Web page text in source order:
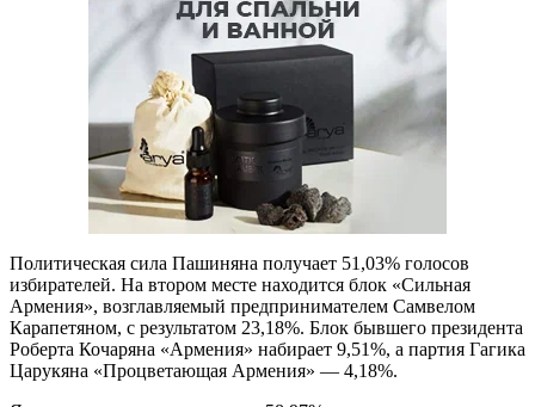
Политическая сила Пашиняна получает 51,03% голосов
избирателей. На втором месте находится блок «Сильная
Армения», возглавляемый предпринимателем Самвелом
Карапетяном, с результатом 23,18%. Блок бывшего президента
Роберта Кочаряна «Армения» набирает 9,51%, а партия Гагика
Царукяна «Процветающая Армения» — 4,18%.